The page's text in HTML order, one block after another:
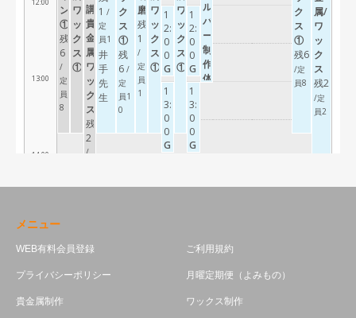
メニュー
WEB有料会員登録 ご利用規約
プライバシーポリシー 月曜定期便（よみもの）
貴金属制作 ワックス制作